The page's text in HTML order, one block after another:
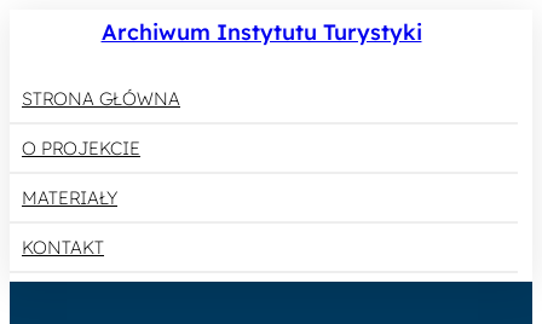
Archiwum Instytutu Turystyki
STRONA GŁÓWNA
O PROJEKCIE
MATERIAŁY
KONTAKT